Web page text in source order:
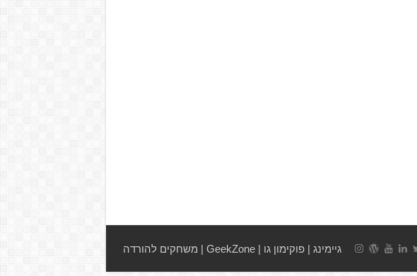
גיימינג |פוקימון גו |
GeekZone
| משחקים להורדה